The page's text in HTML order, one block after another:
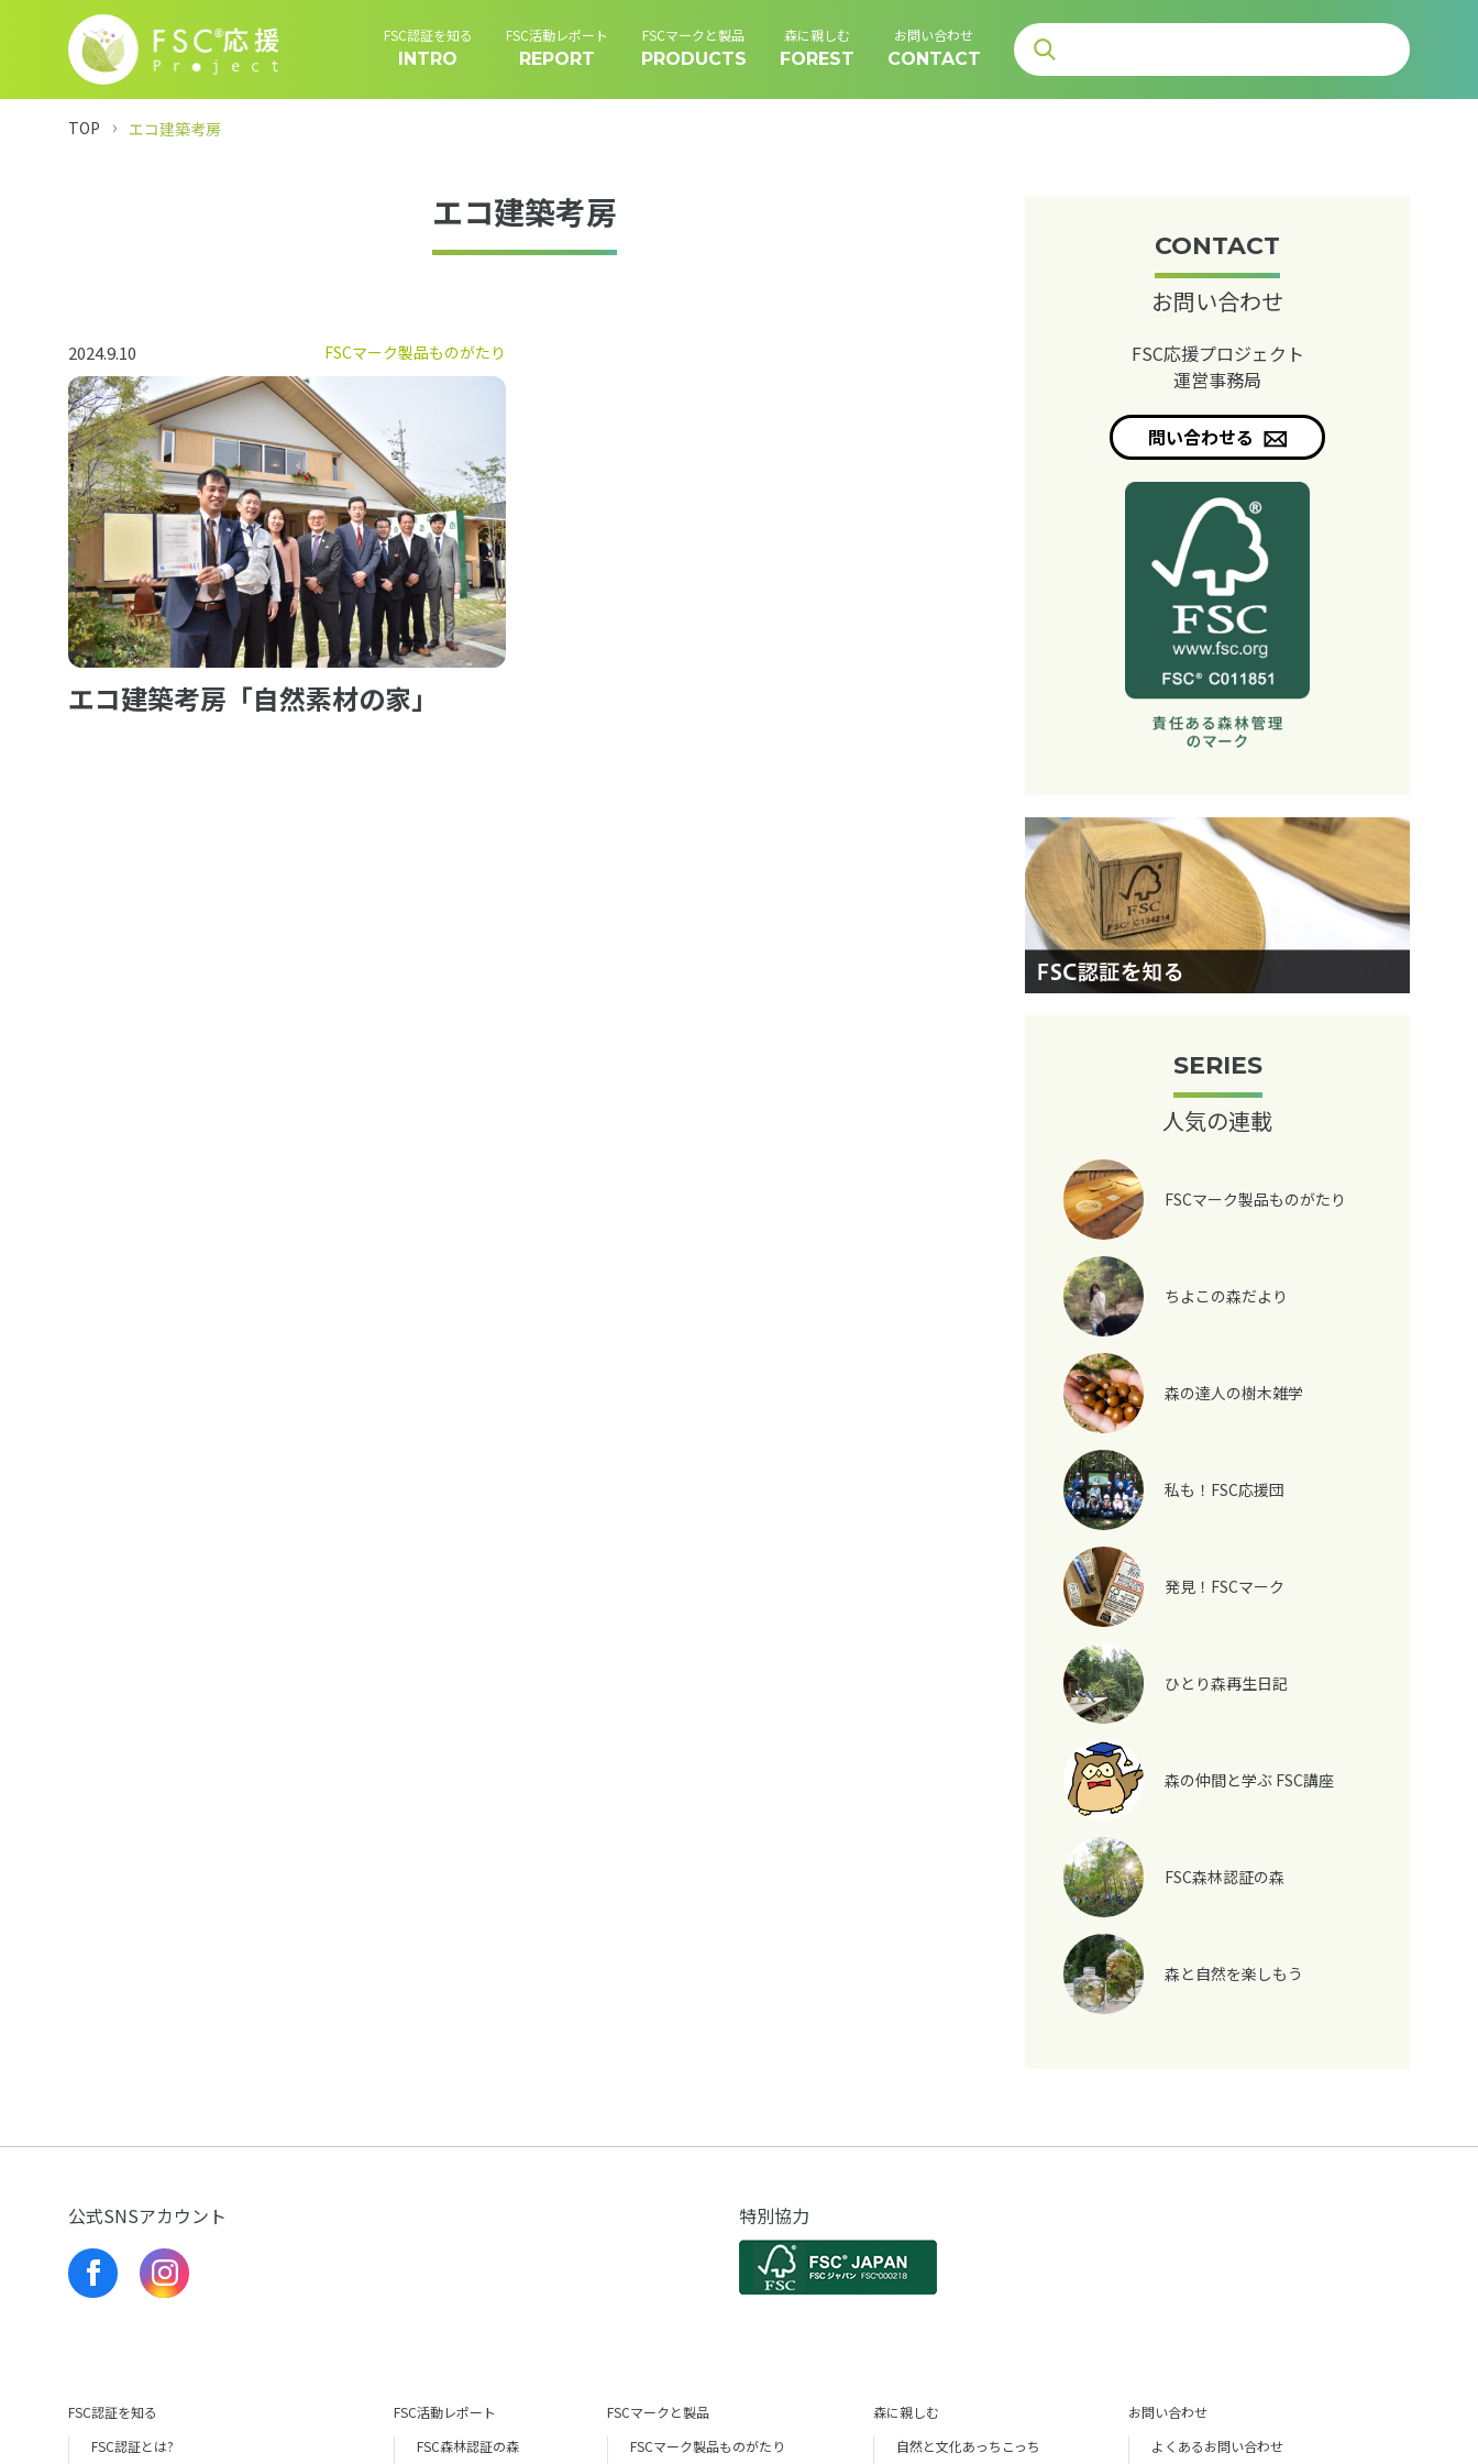
FSC認証を知る
INTRO
FSC活動レポート
REPORT
FSCマークと製品
PRODUCTS
森に親しむ
FOREST
お問い合わせ
CONTACT
TOP エコ建築考房
エコ建築考房
2024.9.10 FSCマーク製品ものがたり
エコ建築考房「自然素材の家」
CONTACT
お問い合わせ
FSC応援プロジェクト
運営事務局
問い合わせる
SERIES
人気の連載
FSCマーク製品ものがたり
ちよこの森だより
森の達人の樹木雑学
私も！FSC応援団
発見！FSCマーク
ひとり森再生日記
森の仲間と学ぶ FSC講座
FSC森林認証の森
森と自然を楽しもう
公式SNSアカウント 特別協力
FSC認証を知る
FSC認証とは?
FSC活動レポート
FSC森林認証の森
FSCマークと製品
FSCマーク製品ものがたり
森に親しむ
自然と文化あっちこっち
お問い合わせ
よくあるお問い合わせ